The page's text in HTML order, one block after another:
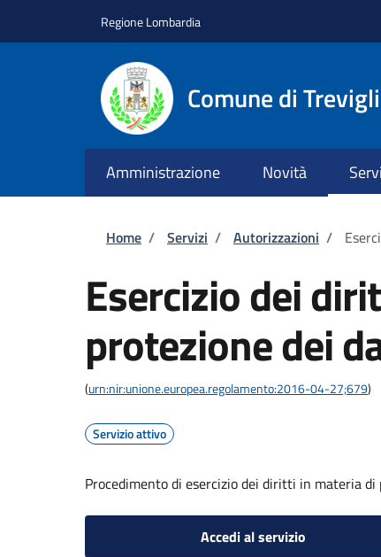
Regione Lombardia
Comune di
Amministrazione Novità
Briciole di pane
Home / Servizi / Autorizzazioni /
Esercizio dei
protezione dei
(urn:nir:unione.europea.regolamento:2016-04-27;679)
Servizio attivo
Procedimento di esercizio dei diritti in materia
Accedi al servizio